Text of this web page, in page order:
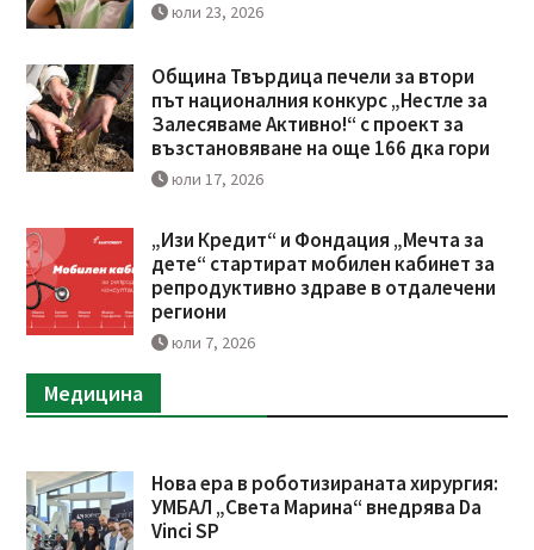
юли 23, 2026
Община Твърдица печели за втори
път националния конкурс „Нестле за
Залесяваме Активно!“ с проект за
възстановяване на още 166 дка гори
юли 17, 2026
„Изи Кредит“ и Фондация „Мечта за
дете“ стартират мобилен кабинет за
репродуктивно здраве в отдалечени
региони
юли 7, 2026
Медицина
Нова ера в роботизираната хирургия:
УМБАЛ „Света Марина“ внедрява Da
Vinci SP